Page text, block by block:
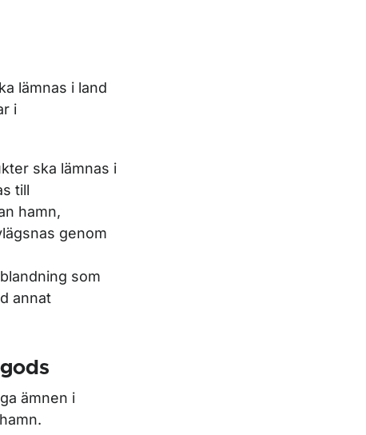
lämnas i land
i
ska lämnas i
till
hamn,
genom
som
annat
ämnen i